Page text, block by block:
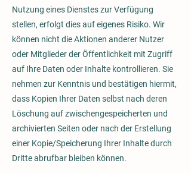
Nutzung eines Dienstes zur Verfügung
stellen, erfolgt dies auf eigenes Risiko. Wir
können nicht die Aktionen anderer Nutzer
oder Mitglieder der Öffentlichkeit mit Zugriff
auf Ihre Daten oder Inhalte kontrollieren. Sie
nehmen zur Kenntnis und bestätigen hiermit,
dass Kopien Ihrer Daten selbst nach deren
Löschung auf zwischengespeicherten und
archivierten Seiten oder nach der Erstellung
einer Kopie/Speicherung Ihrer Inhalte durch
Dritte abrufbar bleiben können.